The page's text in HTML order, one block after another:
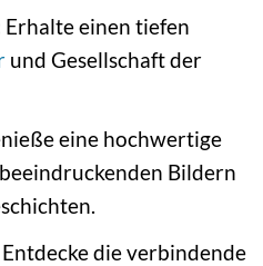
Erhalte einen tiefen
und Gesellschaft der
eine hochwertige
Bildern
Entdecke die verbindende